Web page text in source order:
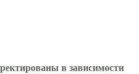
в зависимости